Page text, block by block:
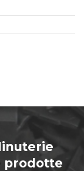
prodotte